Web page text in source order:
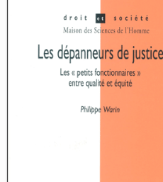
Essai sur le rôle des
juges civils et
administratifs dans la